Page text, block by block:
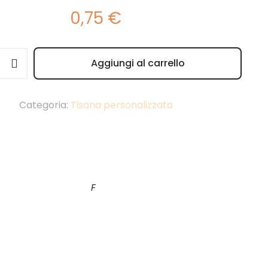
0,75 €
Aggiungi al carrello
Categoria: Tisana personalizzata
F